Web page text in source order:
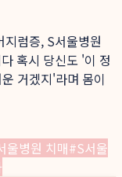
럼증, S서울병원
혹시 당신도 '이 정
거겠지'라며 몸이
울병원 치매#S서울